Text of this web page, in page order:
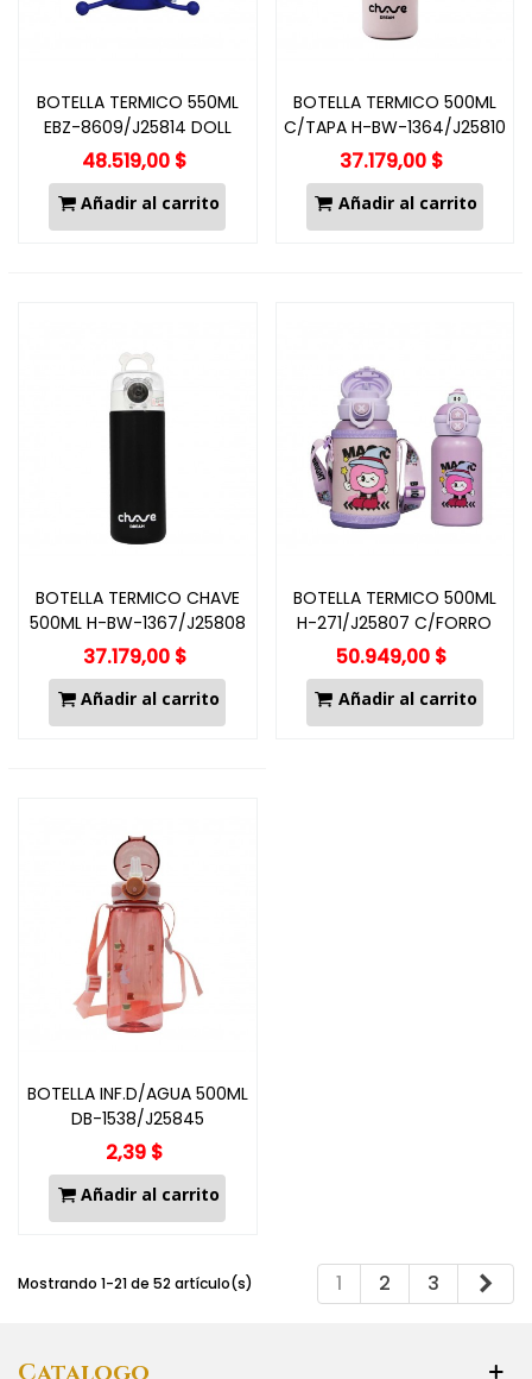
BOTELLA TERMICO 550ML
EBZ-8609/J25814 DOLL
48.519,00 $
Añadir al carrito
BOTELLA TERMICO 500ML
C/TAPA H-BW-1364/J25810
37.179,00 $
Añadir al carrito
BOTELLA TERMICO CHAVE
500ML H-BW-1367/J25808
37.179,00 $
Añadir al carrito
BOTELLA TERMICO 500ML
H-271/J25807 C/FORRO
50.949,00 $
Añadir al carrito
BOTELLA INF.D/AGUA 500ML
DB-1538/J25845
2,39 $
Añadir al carrito
Mostrando 1-21 de 52 artículo(s) 1 2 3
Catalogo